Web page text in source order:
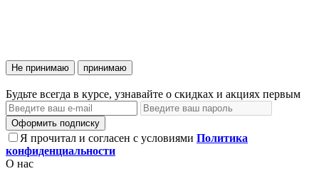
Не принимаю принимаю
Будьте всегда в курсе, узнавайте о скидках и акциях первым
Оформить подписку
Я прочитал и согласен с условиями Политика
конфиденциальности
О нас